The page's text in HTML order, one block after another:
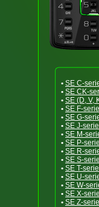
• SE C-
• SE CK-
• SE (D, V,
• SE F-
• SE G-
• SE J-
• SE M-
• SE P-
• SE R-
• SE S-
• SE T-
• SE U-
• SE W-
• SE X-
• SE Z-